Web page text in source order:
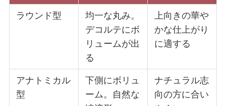
ラウンド型
均一な丸み。
デコルテにボ
リュームが出
る
上向きの華や
かな仕上がり
に適する
アナトミカル
型
下側にボリュ
ーム。自然な
ナチュラル志
向の方に合い